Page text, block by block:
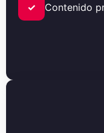
✓ Contenido